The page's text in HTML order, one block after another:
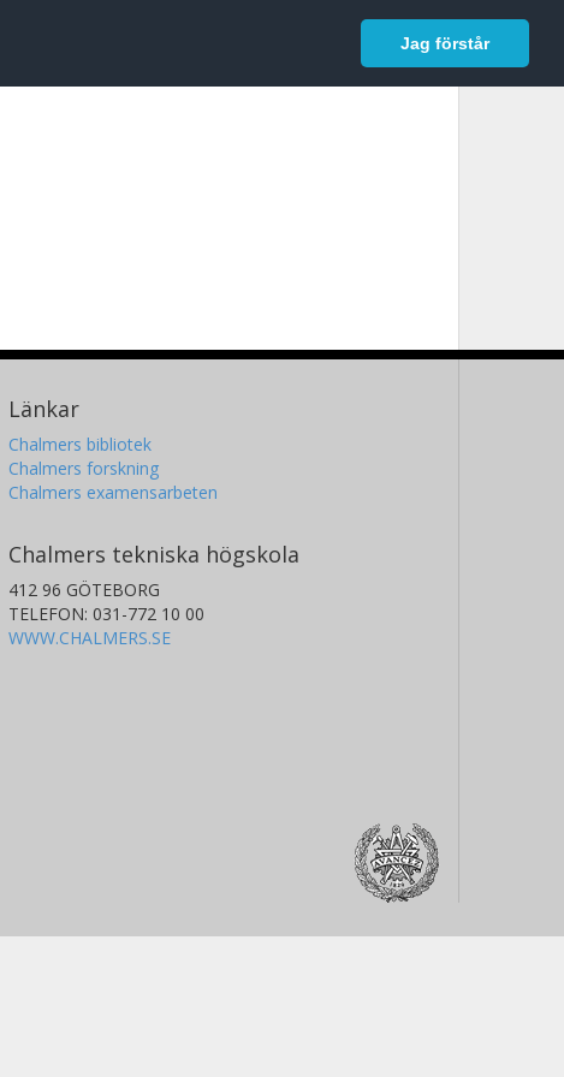
Jag förstår
Logga in
Länkar
Chalmers bibliotek
Chalmers forskning
Chalmers examensarbeten
Chalmers tekniska högskola
412 96 GÖTEBORG
TELEFON: 031-772 10 00
WWW.CHALMERS.SE